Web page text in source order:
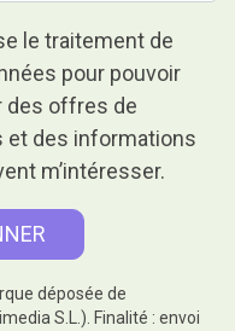
le traitement de
pour pouvoir
des offres de
et des informations
m’intéresser.
déposée de
S.L.). Finalité : envoi